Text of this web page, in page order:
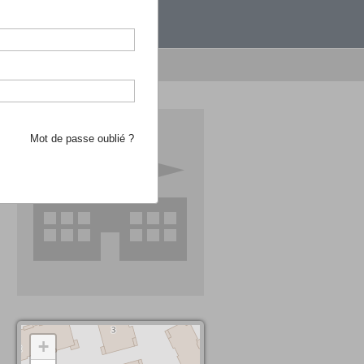
recherche d'école
+
Mot de passe oublié ?